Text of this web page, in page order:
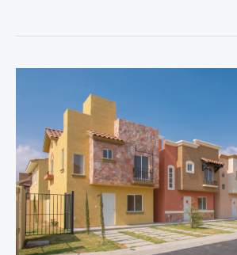
su
modelo
de
construcción
sustentable
con
solidez